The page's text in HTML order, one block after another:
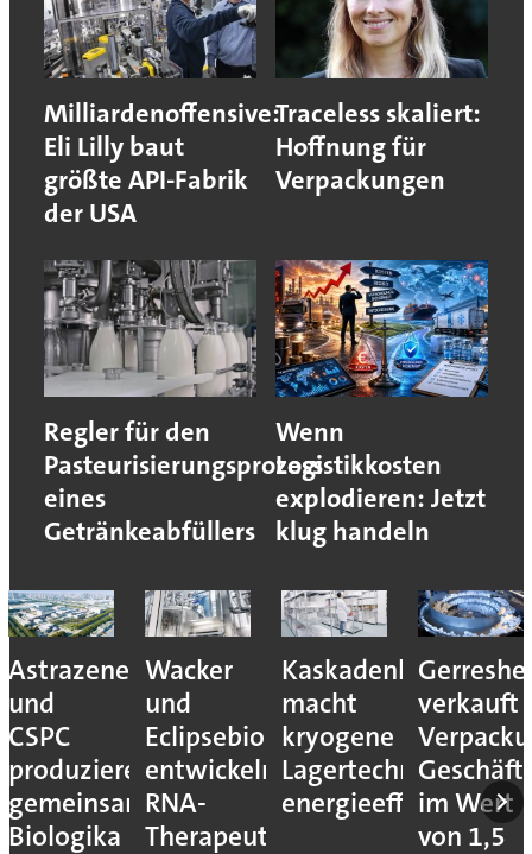
Milliardenoffensive:
Eli Lilly baut
größte API-Fabrik
der USA
Traceless skaliert:
Hoffnung für
Verpackungen
Regler für den
Pasteurisierungsprozess
eines
Getränkeabfüllers
Wenn
Logistikkosten
explodieren: Jetzt
klug handeln
Astrazeneca
und
CSPC
produzieren
gemeinsam
Biologika
Wacker
und
Eclipsebio
entwickeln
RNA-
Therapeutika
Kaskadenkonzept
macht
kryogene
Lagertechnik
energieeffizienter
verkauft
im Wert
von 1,5